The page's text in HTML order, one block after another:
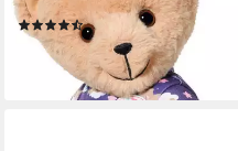
(16)
ab 20,33 €
lieferbar - in 4-5 Werktagen bei dir